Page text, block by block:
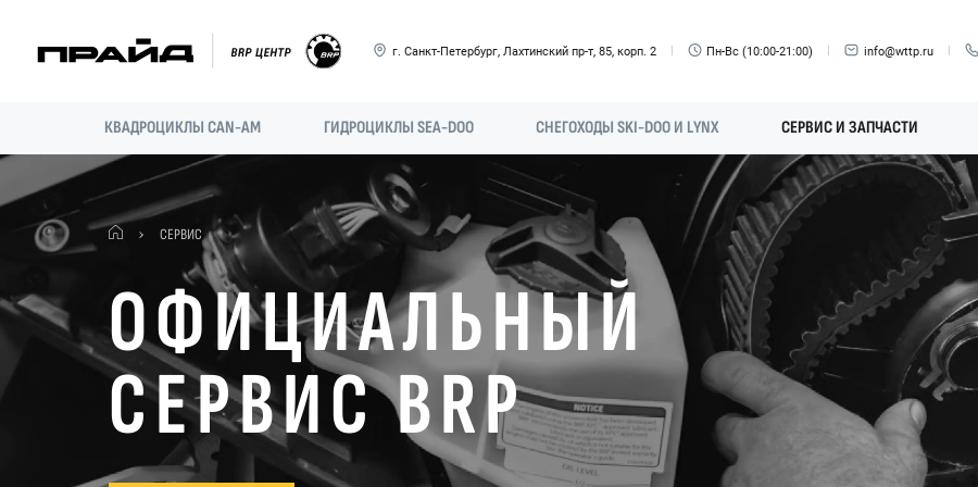
г. Санкт-Петербург, Лахтинский пр-т, 85, корп. 2 Пн-Вс (10:00-21:00) info@wttp.ru
КВАДРОЦИКЛЫ CAN-AM ГИДРОЦИКЛЫ SEA-DOO СНЕГОХОДЫ SKI-DOO И LYNX СЕРВИС И ЗАПЧАСТИ
СЕРВИС
ОФИЦИАЛЬНЫЙ
СЕРВИС BRP